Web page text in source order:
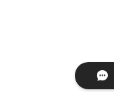
気化冷却スカーフ